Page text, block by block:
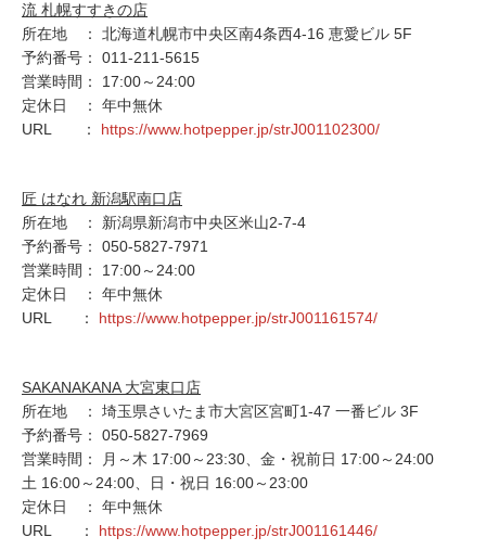
流 札幌すすきの店
所在地 ： 北海道札幌市中央区南4条西4-16 恵愛ビル 5F
予約番号： 011-211-5615
営業時間： 17:00～24:00
定休日 ： 年中無休
URL ： https://www.hotpepper.jp/strJ001102300/
匠 はなれ 新潟駅南口店
所在地 ： 新潟県新潟市中央区米山2-7-4
予約番号： 050-5827-7971
営業時間： 17:00～24:00
定休日 ： 年中無休
URL ： https://www.hotpepper.jp/strJ001161574/
SAKANAKANA 大宮東口店
所在地 ： 埼玉県さいたま市大宮区宮町1-47 一番ビル 3F
予約番号： 050-5827-7969
営業時間： 月～木 17:00～23:30、金・祝前日 17:00～24:00
土 16:00～24:00、日・祝日 16:00～23:00
定休日 ： 年中無休
URL ： https://www.hotpepper.jp/strJ001161446/